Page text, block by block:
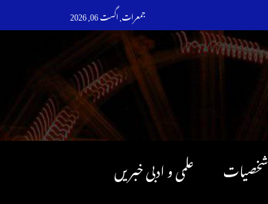
جمعرات, اگست 06, 2026
شخصیات
علمی و ادبی خبریں